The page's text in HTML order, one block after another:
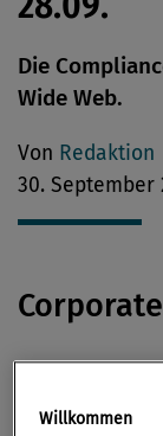
Die
Wide Web.
Von Redaktion
30. September
möchte laut
Willkommen